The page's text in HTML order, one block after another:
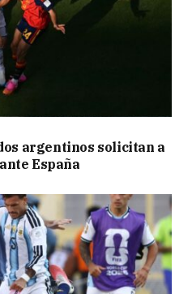
argentinos solicitan a
España